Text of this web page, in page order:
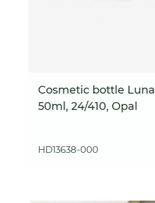
Cosmetic bottle Luna
50ml, 24/410, Opal
HD13638-000